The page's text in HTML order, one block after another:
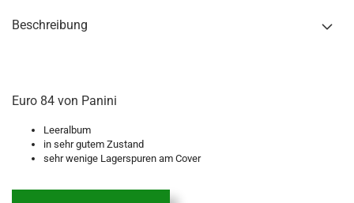
Beschreibung
Euro 84 von Panini
Leeralbum
in sehr gutem Zustand
sehr wenige Lagerspuren am Cover